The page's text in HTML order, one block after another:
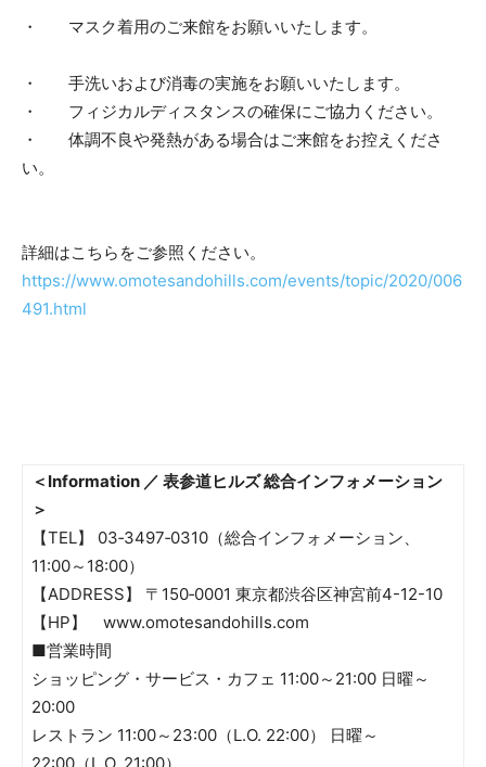
・ マスク着用のご来館をお願いいたします。
・ 手洗いおよび消毒の実施をお願いいたします。
・ フィジカルディスタンスの確保にご協力ください。
・ 体調不良や発熱がある場合はご来館をお控えくださ
い。
詳細はこちらをご参照ください。
https://www.omotesandohills.com/events/topic/2020/006
491.html
＜Information ／ 表参道ヒルズ 総合インフォメーション
＞
【TEL】 03‐3497‐0310（総合インフォメーション、
11:00～18:00）
【ADDRESS】 〒150‐0001 東京都渋谷区神宮前4-12-10
【HP】 www.omotesandohills.com
■営業時間
ショッピング・サービス・カフェ 11:00～21:00 日曜～
20:00
レストラン 11:00～23:00（L.O. 22:00） 日曜～